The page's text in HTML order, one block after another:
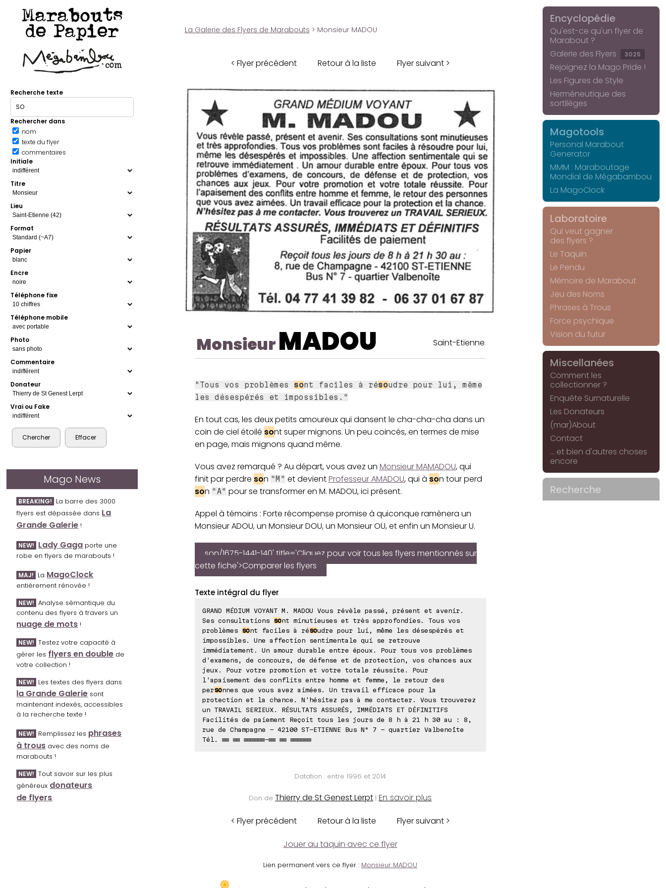
Marabouts
de Papier
Recherche texte
Rechercher dans
nom
texte du flyer
commentaires
Initiale
Titre
Lieu
Format
Papier
Encre
Téléphone fixe
Téléphone mobile
Photo
Commentaire
Donateur
Vrai ou Fake
Mago News
BREAKING! La barre des 3000
flyers est dépassée dans La
Grande Galerie !
NEW! Lady Gaga porte une
robe en flyers de marabouts !
MAJ! La MagoClock
entièrement rénovée !
NEW! Analyse sémantique du
contenu des flyers à travers un
nuage de mots !
NEW! Testez votre capacité à
gérer les flyers en double de
votre collection !
NEW! Les textes des flyers dans
la Grande Galerie sont
maintenant indexés, accessibles
à la recherche texte !
NEW! Remplissez les phrases
à trous avec des noms de
marabouts !
NEW! Tout savoir sur les plus
généreux donateurs
de flyers.
La Galerie des Flyers de Marabouts > Monsieur MADOU
< Flyer précédent Retour à la liste Flyer suivant >
MonsieurMADOU Saint-Etienne
"Tous vos problèmes sont faciles à résoudre pour lui, même
les désespérés et impossibles."
En tout cas, les deux petits amoureux qui dansent le cha-cha-cha dans un
coin de ciel étoilé sont super mignons. Un peu coincés, en termes de mise
en page, mais mignons quand même.
Vous avez remarqué ? Au départ, vous avez un Monsieur MAMADOU, qui
finit par perdre son "M" et devientProfesseur AMADOU, qui à son tour perd
son "A" pour se transformer en M. MADOU, ici présent.
Appel à témoins : Forte récompense promise à quiconque ramènera un
Monsieur ADOU, un Monsieur DOU, un Monsieur OU, et enfin un Monsieur U.
son/1675-1441-140' title='Cliquez pour voir tous les flyers mentionnés sur
cette fiche'>Comparer les flyers
Texte intégral du flyer
GRAND MÉDIUM VOYANT M. MADOU Vous révèle passé, présent et avenir.
Ses consultations
sont minutieuses et très approfondies. Tous vos
problèmes
sont faciles à résoudre pour lui, même les désespérés et
impossibles. Une affection sentimentale qui se retrouve
immédiatement. Un amour durable entre époux. Pour tous vos problèmes
d'examens, de concours, de défense et de protection, vos chances aux
jeux. Pour votre promotion et votre totale réussite. Pour
l'apaisement des conflits entre homme et femme, le retour des
personnes que vous avez aimées. Un travail efficace pour la
protection et la chance. N'hésitez pas à me contacter. Vous trouverez
un TRAVAIL SERIEUX. RÉSULTATS ASSURÉS, IMMÉDIATS ET DÉFINITIFS
Facilités de paiement Reçoit tous les jours de 8 h à 21 h 30 au : 8,
rue de Champagne - 42100 ST-ETIENNE Bus N° 7 - quartier Valbenoîte
Tél. ⊠⊠ ⊠⊠ ⊠⊠⊠⊠⊠⊠-⊠⊠ ⊠⊠ ⊠⊠⊠⊠⊠⊠
Datation : entre 1996 et 2014
Don de Thierry de St Genest Lerpt | En savoir plus
< Flyer précédent Retour à la liste Flyer suivant >
Jouer au taquin avec ce flyer
Lien permanent vers ce flyer : Monsieur MADOU
Encyclopédie
Qu'est-ce qu'un flyer de
Marabout ?
Galerie des Flyers
3025
Rejoignez la Mago Pride !
Les Figures de Style
Herméneutique des
sortilèges
Magotools
Personal Marabout
Generator
MMM : Maraboutage
Mondial de Mégabambou
La MagoClock
Laboratoire
Qui veut gagner
des flyers ?
Le Taquin
Le Pendu
Mémoire de Marabout
Jeu des Noms
Phrases à Trous
Force psychique
Vision du futur
Miscellanées
Comment les
collectionner ?
Enquête Surnaturelle
Les Donateurs
(mar)About
Contact
... et bien d'autres choses
encore
Recherche